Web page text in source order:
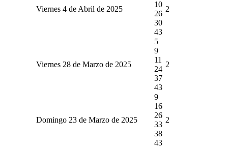
Viernes 4 de Abril de 2025
10
26
30
43
2
Viernes 28 de Marzo de 2025
5
9
11
24
37
43
2
Domingo 23 de Marzo de 2025
9
16
26
33
38
43
2